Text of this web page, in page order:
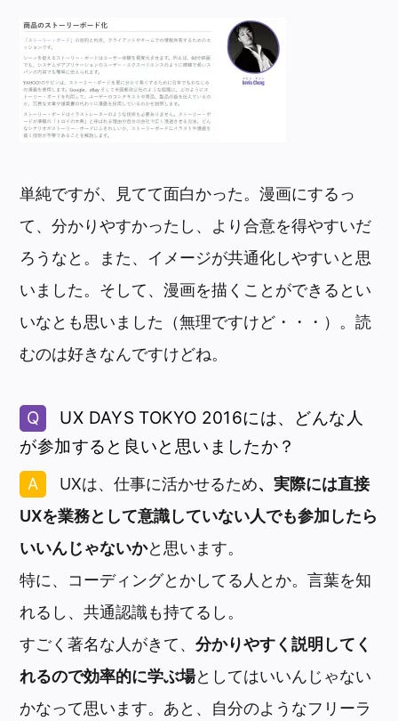
単純ですが、見てて面白かった。漫画にするっ
て、分かりやすかったし、より合意を得やすいだ
ろうなと。また、イメージが共通化しやすいと思
いました。そして、漫画を描くことができるとい
いなとも思いました（無理ですけど・・・）。読
むのは好きなんですけどね。
UX DAYS TOKYO 2016には、どんな人
が参加すると良いと思いましたか？
UXは、仕事に活かせるため、実際には直接
UXを業務として意識していない人でも参加したら
いいんじゃないかと思います。
特に、コーディングとかしてる人とか。言葉を知
れるし、共通認識も持てるし。
すごく著名な人がきて、分かりやすく説明してく
れるので効率的に学ぶ場としてはいいんじゃない
かなって思います。あと、自分のようなフリーラ